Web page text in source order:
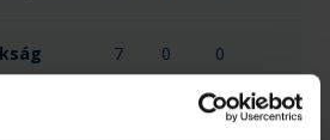
7 0 0
U14